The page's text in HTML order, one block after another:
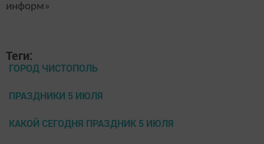
информ»
Теги:
ГОРОД ЧИСТОПОЛЬ
ПРАЗДНИКИ 5 ИЮЛЯ
КАКОЙ СЕГОДНЯ ПРАЗДНИК 5 ИЮЛЯ